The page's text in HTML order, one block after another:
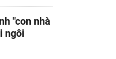
"con nhà
ngôi